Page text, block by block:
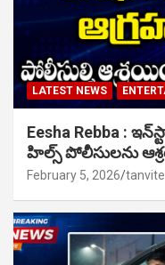
LATEST NEWS
Eesha Rebba :
హిల్స్ పోలీసులను
February 5, 2026